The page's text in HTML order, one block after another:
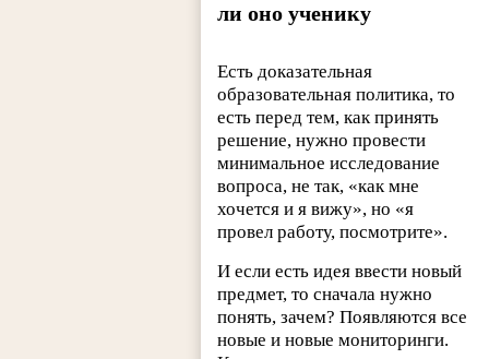
ли оно ученику
Есть доказательная
образовательная политика, то
есть перед тем, как принять
решение, нужно провести
минимальное исследование
вопроса, не так, «как мне
хочется и я вижу», но «я
провел работу, посмотрите».
И если есть идея ввести новый
предмет, то сначала нужно
понять, зачем? Появляются все
новые и новые мониторинги.